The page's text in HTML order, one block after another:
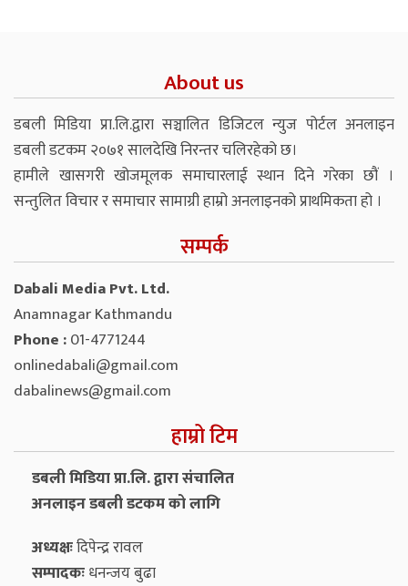
About us
डबली मिडिया प्रा.लि.द्वारा सञ्चालित डिजिटल न्युज पोर्टल अनलाइन
डबली डटकम २०७१ सालदेखि निरन्तर चलिरहेको छ।
हामीले खासगरी खोजमूलक समाचारलाई स्थान दिने गरेका छौं ।
सन्तुलित विचार र समाचार सामाग्री हाम्रो अनलाइनको प्राथमिकता हो ।
सम्पर्क
Dabali Media Pvt. Ltd.
Anamnagar Kathmandu
Phone :01-4771244
onlinedabali@gmail.com
dabalinews@gmail.com
हाम्रो टिम
डबली मिडिया प्रा.लि. द्वारा संचालित
अनलाइन डबली डटकम को लागि
अध्यक्षःदिपेन्द्र रावल
सम्पादकःधनन्‍जय बुढा